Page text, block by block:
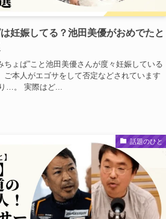
は妊娠してる？池田美優がおめでたと
ちょぱ”こと池田美優さんが度々妊娠している
ご本人がエゴサをして否定などされています
…。 実際はど...
話題のひと